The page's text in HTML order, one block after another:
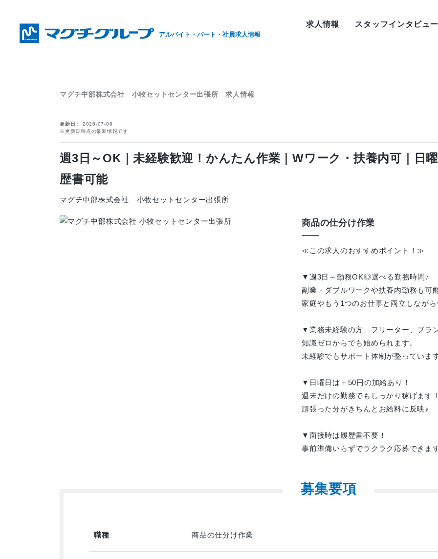
アルバイト・パート・社員求人情報
求人情報 スタッフインタビュ
マグチ中部株式会社 小牧セットセンター出張所 求人情報
更新日
2026-07-08
※更新日時点の最新情報です
週3日～OK｜未経験歓迎！かんたん作業｜Wワーク・扶養内可｜日
歴書可能
マグチ中部株式会社 小牧セットセンター出張所
商品の仕分け作業
≪この求人のおすすめポイント！≫
▼週3日～勤務OK◎選べる勤務時間♪
副業・ダブルワークや扶養内勤務も可
家庭やもう1つのお仕事と両立しなが
▼業務未経験の方、フリーター、ブラ
知識ゼロからでも始められます。
未経験でもサポート体制が整っていま
▼日曜日は＋50円の加給あり！
週末だけの勤務でもしっかり稼げます
頑張った分がきちんとお給料に反映♪
▼面接時は履歴書不要！
事前準備いらずでラクラク応募できま
募集要項
職種 商品の仕分け作業